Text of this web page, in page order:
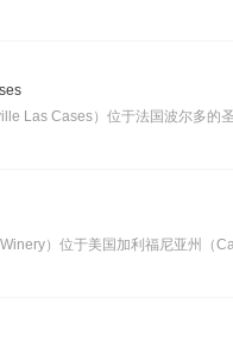
Las Cases）位于法国波尔多的
）位于美国加利福尼亚州（